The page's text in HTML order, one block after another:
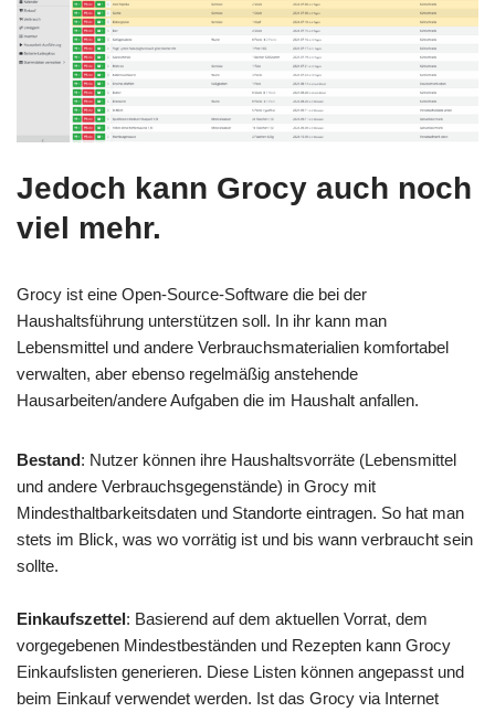
Jedoch kann Grocy auch noch
viel mehr.
Grocy ist eine Open-Source-Software die bei der
Haushaltsführung unterstützen soll. In ihr kann man
Lebensmittel und andere Verbrauchsmaterialien komfortabel
verwalten, aber ebenso regelmäßig anstehende
Hausarbeiten/andere Aufgaben die im Haushalt anfallen.
Bestand: Nutzer können ihre Haushaltsvorräte (Lebensmittel
und andere Verbrauchsgegenstände) in Grocy mit
Mindesthaltbarkeitsdaten und Standorte eintragen. So hat man
stets im Blick, was wo vorrätig ist und bis wann verbraucht sein
sollte.
Einkaufszettel: Basierend auf dem aktuellen Vorrat, dem
vorgegebenen Mindestbeständen und Rezepten kann Grocy
Einkaufslisten generieren. Diese Listen können angepasst und
beim Einkauf verwendet werden. Ist das Grocy via Internet